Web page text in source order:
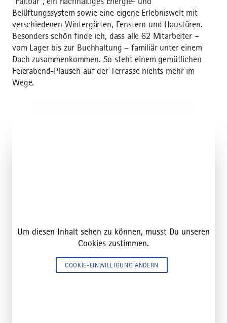
Belüftungssystem sowie eine eigene Erlebniswelt mit
verschiedenen Wintergärten, Fenstern und Haustüren.
Besonders schön finde ich, dass alle 62 Mitarbeiter –
vom Lager bis zur Buchhaltung – familiär unter einem
Dach zusammenkommen. So steht einem gemütlichen
Feierabend-Plausch auf der Terrasse nichts mehr im
Wege.
Um diesen Inhalt sehen zu können, musst Du unseren
Cookies zustimmen.
COOKIE-EINWILLIGUNG ÄNDERN